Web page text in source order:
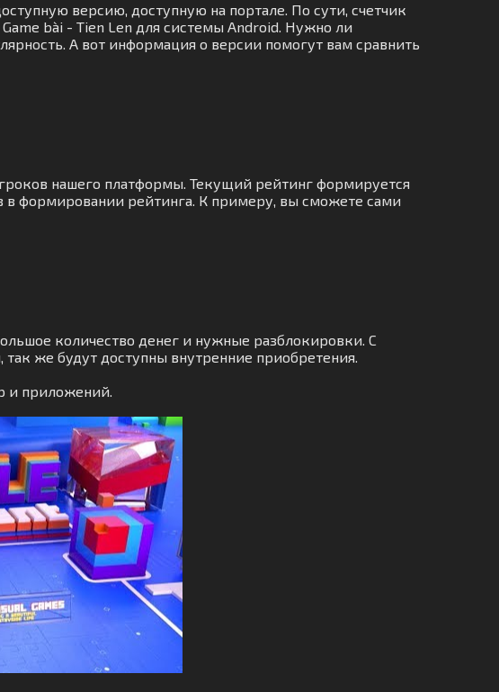
версию, доступную на портале. По сути, счетчик
bài - Tien Len для системы Android. Нужно ли
А вот информация о версии помогут вам сравнить
нашего платформы. Текущий рейтинг формируется
в формировании рейтинга. К примеру, вы сможете сами
количество денег и нужные разблокировки. С
же будут доступны внутренние приобретения.
и приложений.